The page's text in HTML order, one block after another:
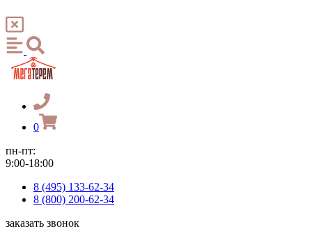
0
пн-пт:
9:00-18:00
8 (495) 133-62-34
8 (800) 200-62-34
заказать звонок